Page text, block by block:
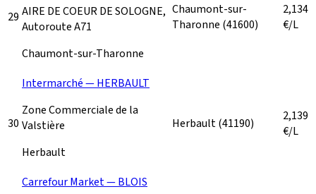
29 AIRE DE COEUR DE SOLOGNE,
Autoroute A71
Chaumont-sur-Tharonne
Chaumont-sur-
Tharonne (41600)
2,134
€/L
30
Intermarché — HERBAULT
Zone Commerciale de la
Valstière
Herbault
Herbault(41190)
2,139
€/L
Carrefour Market — BLOIS